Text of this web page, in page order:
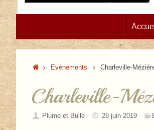
au
contenu
AccueilEvénements Charleville-
Charleville-
Plume et Bulle 28 juin 2019